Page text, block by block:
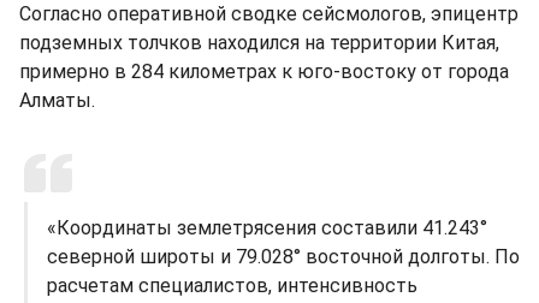
Согласно оперативной сводке сейсмологов, эпицентр
подземных толчков находился на территории Китая,
примерно в 284 километрах к юго-востоку от города
Алматы.
«Координаты землетрясения составили 41.243°
северной широты и 79.028° восточной долготы. По
расчетам специалистов, интенсивность